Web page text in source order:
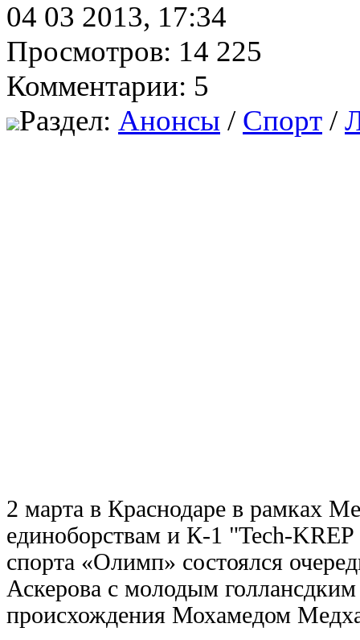
04 03 2013, 17:34
Просмотров: 14 225
Комментарии: 5
Раздел: Анонсы / Спорт /
2 марта в Краснодаре в рамках
единоборствам и К-1 "Tech-
спорта «Олимп» состоялся
Аскерова с молодым
происхождения Мохамедом